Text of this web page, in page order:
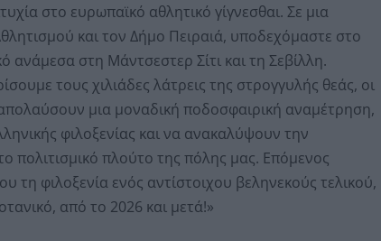
στο ευρωπαϊκό αθλητικό γίγνεσθαι. Σε μια
και τον Δήμο Πειραιά, υποδεχόμαστε στο
ανάμεσα στη Μάντσεστερ Σίτι και τη Σεβίλλη.
τους χιλιάδες λάτρεις της στρογγυλής θεάς, οι
μια μοναδική ποδοσφαιρική αναμέτρηση,
φιλοξενίας και να ανακαλύψουν την
πολιτισμικό πλούτο της πόλης μας. Επόμενος
τη φιλοξενία ενός αντίστοιχου βεληνεκούς τελικού,
από το 2026 και μετά!»